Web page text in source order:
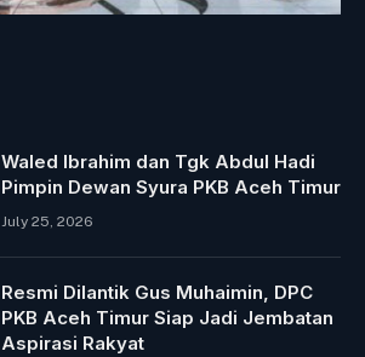
Waled Ibrahim dan Tgk Abdul Hadi
Pimpin Dewan Syura PKB Aceh Timur
July 25, 2026
Resmi Dilantik Gus Muhaimin, DPC
PKB Aceh Timur Siap Jadi Jembatan
Aspirasi Rakyat